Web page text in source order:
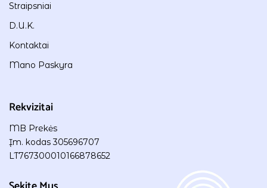
Straipsniai
D.U.K.
Kontaktai
Mano Paskyra
Rekvizitai
MB Prekės
Įm. kodas 305696707
LT767300010166878652